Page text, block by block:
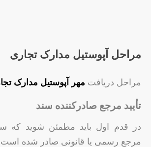
مراحل آپوستیل مدارک تجاری
مراحل دریافت مهر آپوستیل مدارک
تأیید مرجع صادرکننده سند
در قدم اول باید مطمئن شوید که
مرجع رسمی یا قانونی صادر شده